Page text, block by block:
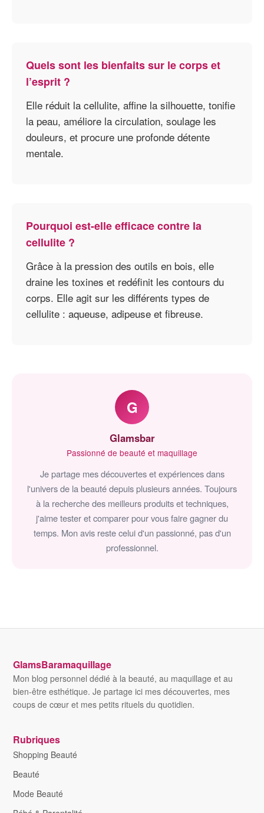
Quels sont les bienfaits sur le corps et
l’esprit ?
Elle réduit la cellulite, affine la silhouette, tonifie
la peau, améliore la circulation, soulage les
douleurs, et procure une profonde détente
mentale.
Pourquoi est-elle efficace contre la
cellulite ?
Grâce à la pression des outils en bois, elle
draine les toxines et redéfinit les contours du
corps. Elle agit sur les différents types de
cellulite : aqueuse, adipeuse et fibreuse.
G
Glamsbar
Passionné de beauté et maquillage
Je partage mes découvertes et expériences dans
l'univers de la beauté depuis plusieurs années. Toujours
à la recherche des meilleurs produits et techniques,
j'aime tester et comparer pour vous faire gagner du
temps. Mon avis reste celui d'un passionné, pas d'un
professionnel.
GlamsBaramaquillage
Mon blog personnel dédié à la beauté, au maquillage et au
bien-être esthétique. Je partage ici mes découvertes, mes
coups de cœur et mes petits rituels du quotidien.
Rubriques
Shopping Beauté
Beauté
Mode Beauté